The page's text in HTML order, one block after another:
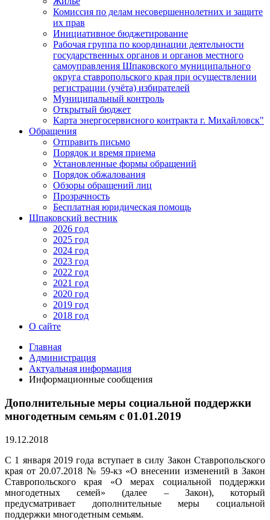
Комиссия по делам несовершеннолетних и защите
их прав
Инициативное бюджетирование
Рабочая группа по координации деятельности
государственных органов и органов местного
самоуправления Шпаковского муниципального
округа ставропольского края при осуществлении
регистрации (учёта) избирателей
Муниципальный контроль
Открытый бюджет
Карта энергосервисного контракта г. Михайловск"
Обращения
Отправить письмо
Порядок и время приема
Установленные формы обращений
Порядок обжалования
Обзоры обращений лиц
Прозрачность
Бесплатная юридическая помощь
Шпаковский вестник
2026 год
2025 год
2024 год
2023 год
2022 год
2021 год
2020 год
2019 год
2018 год
О сайте
Главная
Администрация
Актуальная информация
Информационные сообщения
Дополнительные меры социальной поддержки
многодетным семьям с 01.01.2019
19.12.2018
С 1 января 2019 года вступает в силу Закон Ставропольского
края от 20.07.2018 № 59-кз «О внесении изменений в Закон
Ставропольского края «О мерах социальной поддержки
многодетных семей» (далее – Закон), который
предусматривает дополнительные меры социальной
поддержки многодетным семьям.